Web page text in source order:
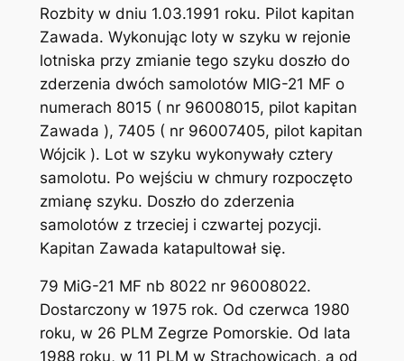
Rozbity w dniu 1.03.1991 roku. Pilot kapitan
Zawada. Wykonując loty w szyku w rejonie
lotniska przy zmianie tego szyku doszło do
zderzenia dwóch samolotów MIG-21 MF o
numerach 8015 ( nr 96008015, pilot kapitan
Zawada ), 7405 ( nr 96007405, pilot kapitan
Wójcik ). Lot w szyku wykonywały cztery
samolotu. Po wejściu w chmury rozpoczęto
zmianę szyku. Doszło do zderzenia
samolotów z trzeciej i czwartej pozycji.
Kapitan Zawada katapultował się.
79 MiG-21 MF nb 8022 nr 96008022.
Dostarczony w 1975 rok. Od czerwca 1980
roku, w 26 PLM Zegrze Pomorskie. Od lata
1988 roku, w 11 PLM w Strachowicach, a od